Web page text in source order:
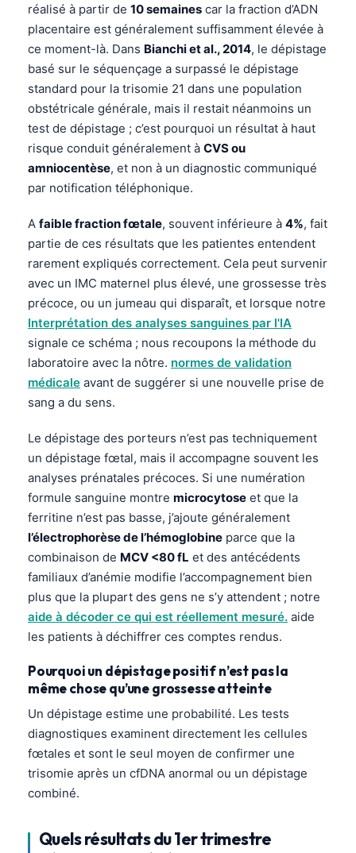
réalisé à partir de 10 semaines car la fraction d’ADN
placentaire est généralement suffisamment élevée à
ce moment-là. Dans Bianchi et al., 2014, le dépistage
basé sur le séquençage a surpassé le dépistage
standard pour la trisomie 21 dans une population
obstétricale générale, mais il restait néanmoins un
test de dépistage ; c’est pourquoi un résultat à haut
risque conduit généralement à CVS ou
amniocentèse, et non à un diagnostic communiqué
par notification téléphonique.
A faible fraction fœtale, souvent inférieure à 4%, fait
partie de ces résultats que les patientes entendent
rarement expliqués correctement. Cela peut survenir
avec un IMC maternel plus élevé, une grossesse très
précoce, ou un jumeau qui disparaît, et lorsque notre
Interprétation des analyses sanguines par l'IA
signale ce schéma ; nous recoupons la méthode du
laboratoire avec la nôtre. normes de validation
médicale avant de suggérer si une nouvelle prise de
sang a du sens.
Le dépistage des porteurs n’est pas techniquement
un dépistage fœtal, mais il accompagne souvent les
analyses prénatales précoces. Si une numération
formule sanguine montre microcytose et que la
ferritine n’est pas basse, j’ajoute généralement
l’électrophorèse de l’hémoglobine parce que la
combinaison de MCV <80 fL et des antécédents
familiaux d’anémie modifie l’accompagnement bien
plus que la plupart des gens ne s’y attendent ; notre
aide à décoder ce qui est réellement mesuré. aide
les patients à déchiffrer ces comptes rendus.
Pourquoi un dépistage positif n’est pas la
même chose qu’une grossesse atteinte
Un dépistage estime une probabilité. Les tests
diagnostiques examinent directement les cellules
fœtales et sont le seul moyen de confirmer une
trisomie après un cfDNA anormal ou un dépistage
combiné.
Quels résultats du 1er trimestre